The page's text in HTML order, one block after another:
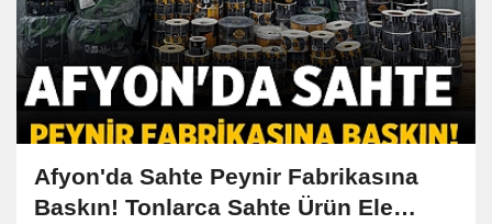
Afyon'da Sahte Peynir Fabrikasına
Baskın! Tonlarca Sahte Ürün Ele